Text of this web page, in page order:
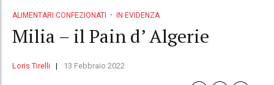
ALIMENTARI CONFEZIONATI IN EVIDENZA
Milia – il Pain d’ Algerie
Loris Tirelli 13 Febbraio 2022